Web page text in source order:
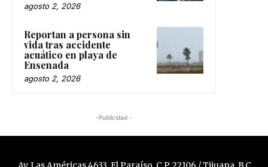
agosto 2, 2026
Reportan a persona sin
vida tras accidente
acuático en playa de
Ensenada
agosto 2, 2026
-Publicidad -